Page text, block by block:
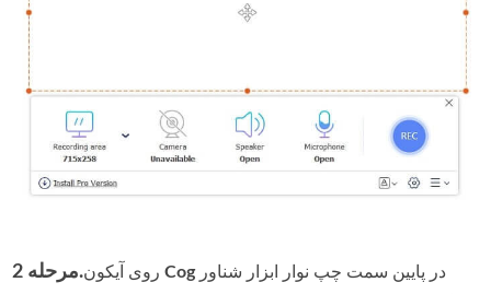
مرحله 2. روی آیکونCogدر پایین سمت چپ نوار ابزار شناور